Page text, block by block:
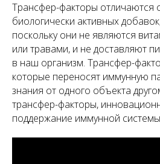
Трансфер-факторы отличаются
биологически активных
поскольку они не являются
или травами, и не доставляют
в наш организм. Трансфер-
которые переносят иммунную
знания от одного объекта
трансфер-факторы,
поддержание иммунной